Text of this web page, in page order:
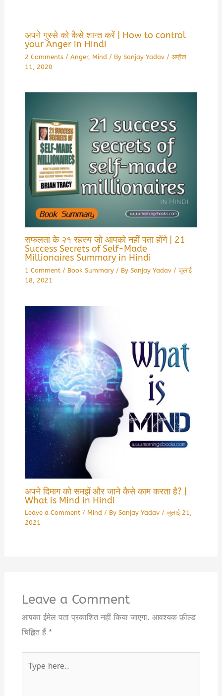
अपने गुस्से को कैसे शान्त करें | How to control
your Anger in Hindi
2 Comments / Anger, Mind / By Sanjay Yadav / अप्रैल
11, 2020
सफलता के २१ रहस्य जो आपको नहीं पता होंगे | 21
Success Secrets of Self-Made
Millionaires Summary in Hindi
1 Comment / Book Summary/ By Sanjay Yadav /जुलाई
18, 2021
अपने दिमाग को समझें और जाने कैसे काम करता है? |
What is Mind in Hindi
Leave a Comment / Mind/ By Sanjay Yadav /जुलाई 21,
2021
Leave a Comment
आपका ईमेल पता प्रकाशित नहीं किया जाएगा. आवश्यक फ़ील्ड
चिह्नित हैं *
here..